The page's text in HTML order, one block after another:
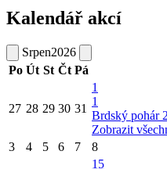
Kalendář akcí
Srpen2026
Po Út St Čt Pá
27 28 29 30 31
1
1
Brdský pohár
Zobrazit
3 4 5 6 7 8
15